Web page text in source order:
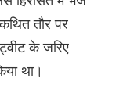
तौर पर
के जरिए
था।